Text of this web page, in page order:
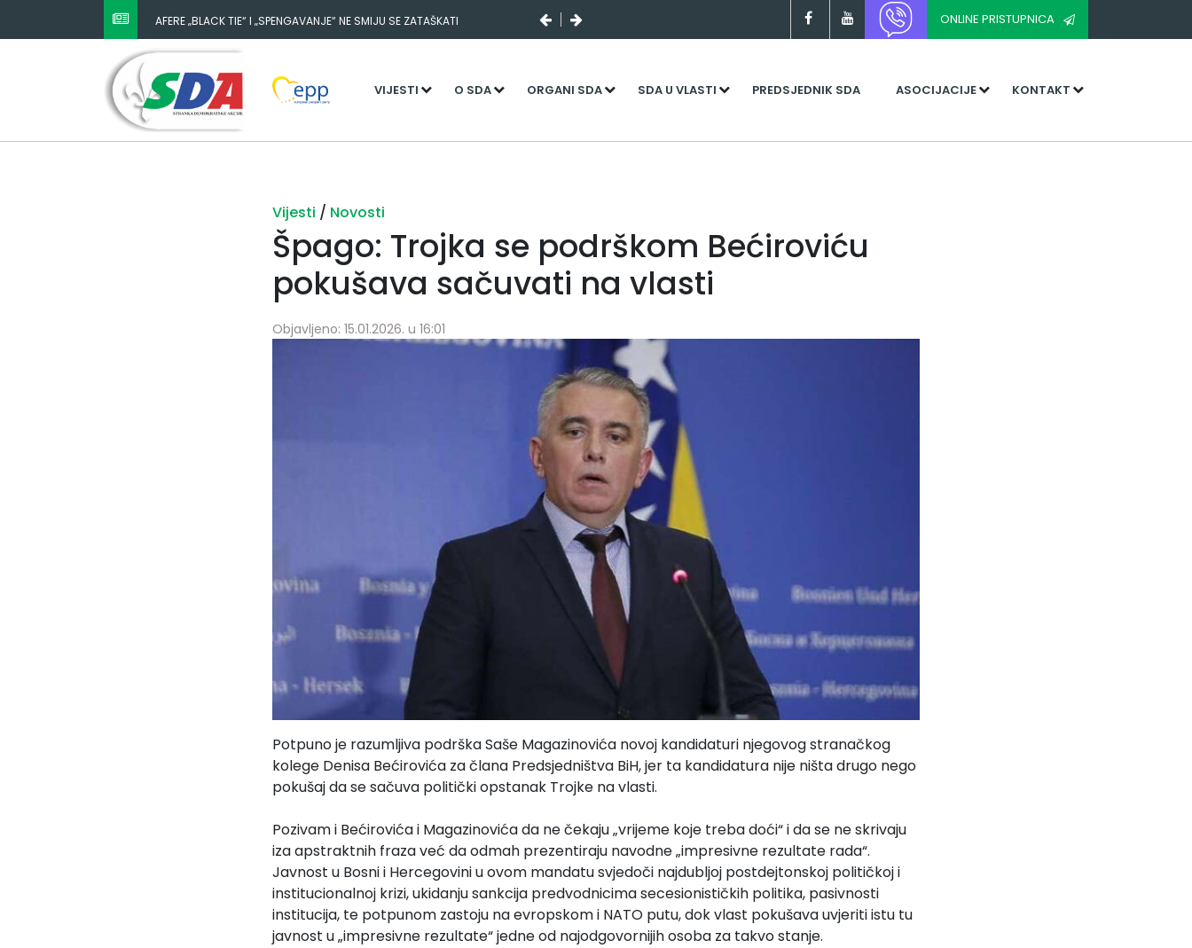
AFERE „BLACK TIE“ I „SPENGAVANJE“ NE SMIJU SE ZATAŠKATI ONLINE PRISTUPNICA
VIJESTI O SDA ORGANI SDA SDA U VLASTI PREDSJEDNIK SDA ASOCIJACIJE KONTAKT
Vijesti / Novosti
Špago: Trojka se podrškom Bećiroviću
pokušava sačuvati na vlasti
Objavljeno: 15.01.2026. u 16:01
Potpuno je razumljiva podrška Saše Magazinovića novoj kandidaturi njegovog stranačkog
kolege Denisa Bećirovića za člana Predsjedništva BiH, jer ta kandidatura nije ništa drugo nego
pokušaj da se sačuva politički opstanak Trojke na vlasti.
Pozivam i Bećirovića i Magazinovića da ne čekaju „vrijeme koje treba doći“ i da se ne skrivaju
iza apstraktnih fraza već da odmah prezentiraju navodne „impresivne rezultate rada“.
Javnost u Bosni i Hercegovini u ovom mandatu svjedoči najdubljoj postdejtonskoj političkoj i
institucionalnoj krizi, ukidanju sankcija predvodnicima secesionističkih politika, pasivnosti
institucija, te potpunom zastoju na evropskom i NATO putu, dok vlast pokušava uvjeriti istu tu
javnost u „impresivne rezultate“ jedne od najodgovornijih osoba za takvo stanje.